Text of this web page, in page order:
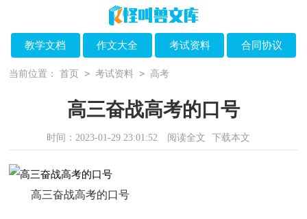
教学文档 作文大全 考试资料 合同协议
当前位置： 首页 > 考试资料 > 高考
高三奋战高考的口号
时间：2023-01-29 23:01:52 阅读全文 下载本文
高三奋战高考的口号